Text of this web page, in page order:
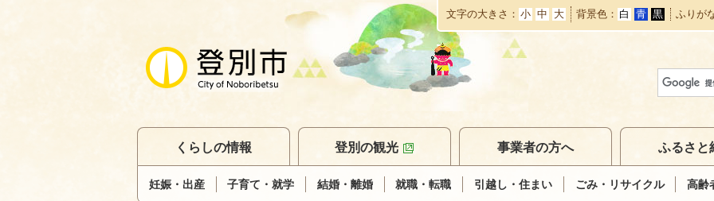
本
文
へ
移
動
文字の大きさ 小 中 大 背景色 白 青 黒 ふりが
くらしの情報
妊娠・出産 子育て・就学 結婚・離婚 就職・転職 引越し・住まい ごみ・リサイクル 高齢
登別の観光 事業者の方へ ふるさと